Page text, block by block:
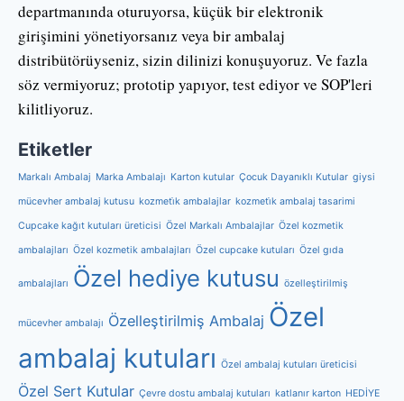
departmanında oturuyorsa, küçük bir elektronik
girişimini yönetiyorsanız veya bir ambalaj
distribütörüyseniz, sizin dilinizi konuşuyoruz. Ve fazla
söz vermiyoruz; prototip yapıyor, test ediyor ve SOP'leri
kilitliyoruz.
Etiketler
Markalı Ambalaj Marka Ambalajı Karton kutular Çocuk Dayanıklı Kutular giysi
mücevher ambalaj kutusu kozmeti̇k ambalajlar kozmeti̇k ambalaj tasarimi
Cupcake kağıt kutuları üreticisi Özel Markalı Ambalajlar Özel kozmetik
ambalajları Özel kozmetik ambalajları Özel cupcake kutuları Özel gıda
ambalajları Özel hediye kutusu özelleştirilmiş
mücevher ambalajı Özelleştirilmiş Ambalaj Özel
ambalaj kutuları Özel ambalaj kutuları üreticisi
Özel Sert Kutular Çevre dostu ambalaj kutuları katlanır karton HEDİYE